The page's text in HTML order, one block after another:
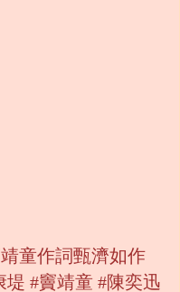
童作詞甄濟如作
#竇靖童 #陳奕迅